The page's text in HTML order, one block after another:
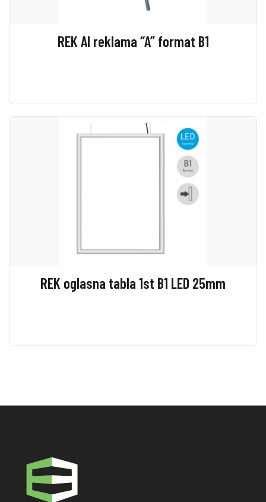
REK Al reklama “A” format B1
REK oglasna tabla 1st B1 LED 25mm